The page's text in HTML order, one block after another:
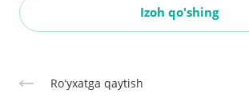
Izoh qo'shing
Roʻyxatga qaytish